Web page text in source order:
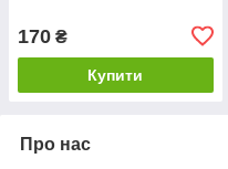
170 ₴
Купити
Про нас